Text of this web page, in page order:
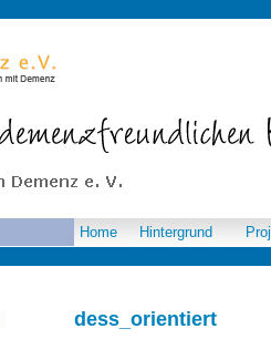
dess_orientiert
Home Hintergrund